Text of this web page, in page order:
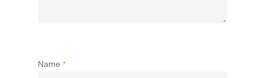
Name *